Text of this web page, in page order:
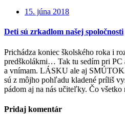
15. júna 2018
Deti sú zrkadlom našej spoločnosti
Prichádza koniec školského roka i
predškolákmi… Tak tu sedím pri PC
a vnímam. LÁSKU ale aj
sú z môjho pohľadu kladené príliš
pádom aj na nás učiteľky. Čo
Pridaj komentár